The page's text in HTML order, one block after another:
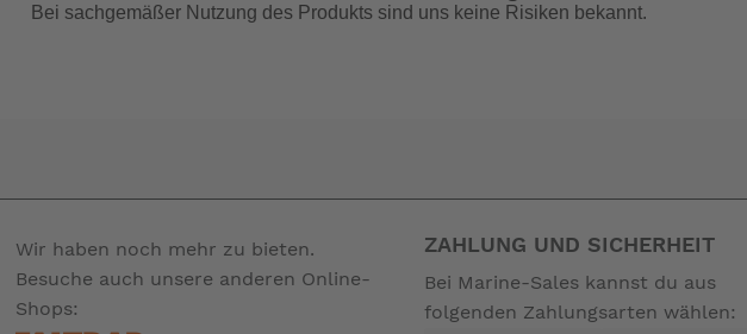
Bei sachgemäßer Nutzung des Produkts sind uns keine Risiken bekannt.
Wir haben noch mehr zu bieten.
Besuche auch unsere anderen Online-
Shops:
ZAHLUNG UND SICHERHEIT
Bei Marine-Sales kannst du aus
folgenden Zahlungsarten wählen: